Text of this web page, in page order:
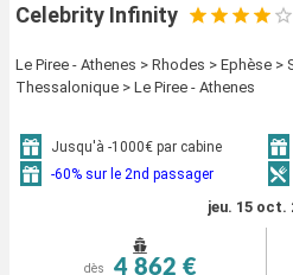
Celebrity Infinity
Le Piree - Athenes > Rhodes > Ephèse >
Thessalonique > Le Piree - Athenes
Jusqu'à -1000€ par cabine
-60% sur le 2nd passager
jeu. 15 oct.
dès 4 862 €